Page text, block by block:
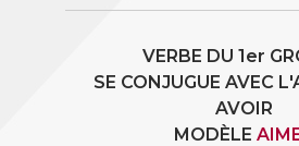
VERBE DU 1er
SE CONJUGUE AVEC
AVOIR
MODÈLE